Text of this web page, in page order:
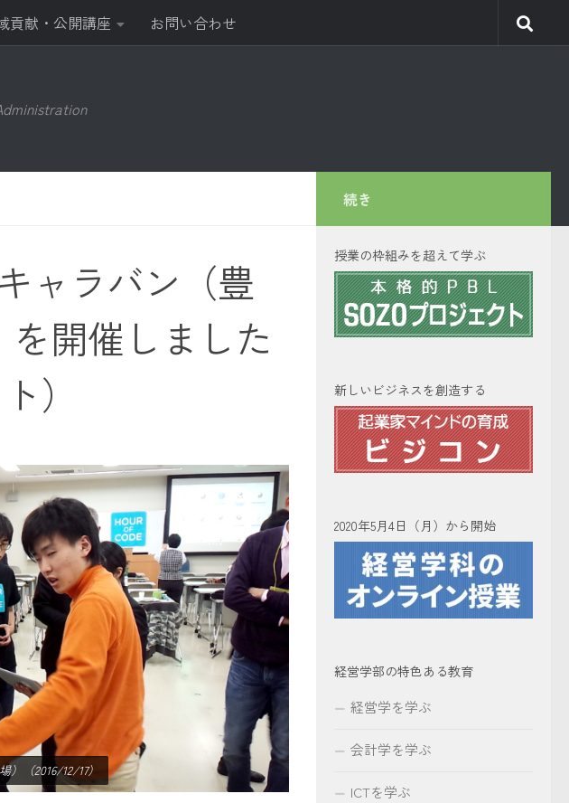
貢献・公開講座 お問い合わせ
ャラバン（豊
開催しました
）
（2016/12/17）
続き
授業の枠組みを超えて学ぶ
新しいビジネスを創造する
2020年5月4日（月）から開始
経営学部の特色ある教育
経営学を学ぶ
会計学を学ぶ
ICTを学ぶ